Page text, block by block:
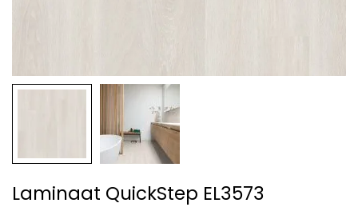
Laminaat QuickStep EL3573